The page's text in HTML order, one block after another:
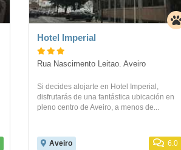
Hotel Imperial
Rua Nascimento Leitao. Aveiro
Si decides alojarte en Hotel Imperial,
disfrutarás de una fantástica ubicación en
pleno centro de Aveiro, a menos de...
Aveiro 6.0